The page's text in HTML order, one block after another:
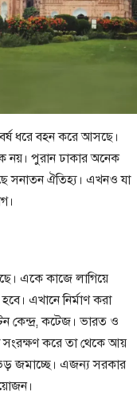
ধরে বহন করে আসছে।
নয়। পুরান ঢাকার অনেক
সনাতন ঐতিহ্য। এখনও যা
একে কাজে লাগিয়ে
এখানে নির্মাণ করা
কেন্দ্র, কটেজ। ভারত ও
সংরক্ষণ করে তা থেকে আয়
জমাচ্ছে। এজন্য সরকার